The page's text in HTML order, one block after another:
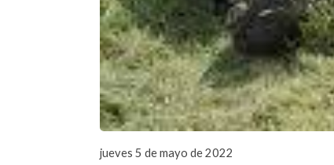
jueves 5 de mayo de 2022